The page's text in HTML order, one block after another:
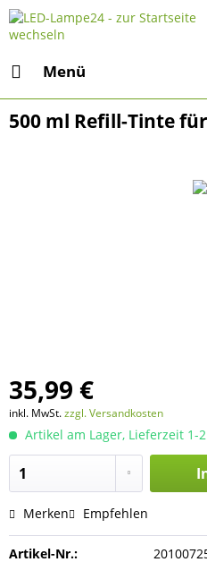
Menü
500 ml Refill-Tinte
35,99 €
inkl. MwSt.zzgl. Versandkosten
Artikel am Lager, Lieferzeit 1-
Merken Empfehlen
Artikel-Nr.: